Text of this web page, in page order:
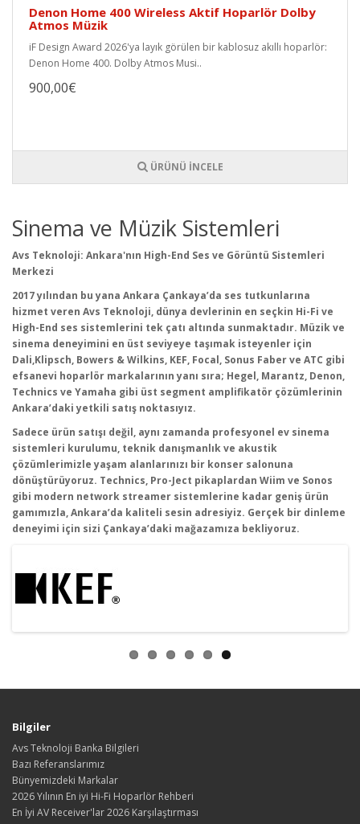
Denon Home 400 Wireless Aktif Hoparlör Dolby
Atmos Müzik
iF Design Award 2026'ya layık görülen bir kablosuz akıllı hoparlör:
Denon Home 400. Dolby Atmos Musi..
900,00€
ÜRÜNÜ İNCELE
Sinema ve Müzik Sistemleri
Avs Teknoloji: Ankara'nın High-End Ses ve Görüntü Sistemleri
Merkezi
2017 yılından bu yana Ankara Çankaya’da ses tutkunlarına
hizmet veren Avs Teknoloji, dünya devlerinin en seçkin Hi-Fi ve
High-End ses sistemlerini tek çatı altında sunmaktadır. Müzik ve
sinema deneyimini en üst seviyeye taşımak isteyenler için
Dali,Klipsch, Bowers & Wilkins, KEF, Focal, Sonus Faber ve ATC gibi
efsanevi hoparlör markalarının yanı sıra; Hegel, Marantz, Denon,
Technics ve Yamaha gibi üst segment amplifikatör çözümlerinin
Ankara’daki yetkili satış noktasıyız.
Sadece ürün satışı değil, aynı zamanda profesyonel ev sinema
sistemleri kurulumu, teknik danışmanlık ve akustik
çözümlerimizle yaşam alanlarınızı bir konser salonuna
dönüştürüyoruz. Technics, Pro-Ject pikaplardan Wiim ve Sonos
gibi modern network streamer sistemlerine kadar geniş ürün
gamımızla, Ankara’da kaliteli sesin adresiyiz. Gerçek bir dinleme
deneyimi için sizi Çankaya’daki mağazamıza bekliyoruz.
Bilgiler
Avs Teknoloji Banka Bilgileri
Bazı Referanslarımız
Bünyemizdeki Markalar
2026 Yılının En iyi Hi-Fi Hoparlör Rehberi
En İyi AV Receiver'lar 2026 Karşılaştırması